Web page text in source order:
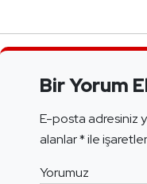
Bir Yorum
E-posta adresiniz
alanlar*ile
Yorumuz